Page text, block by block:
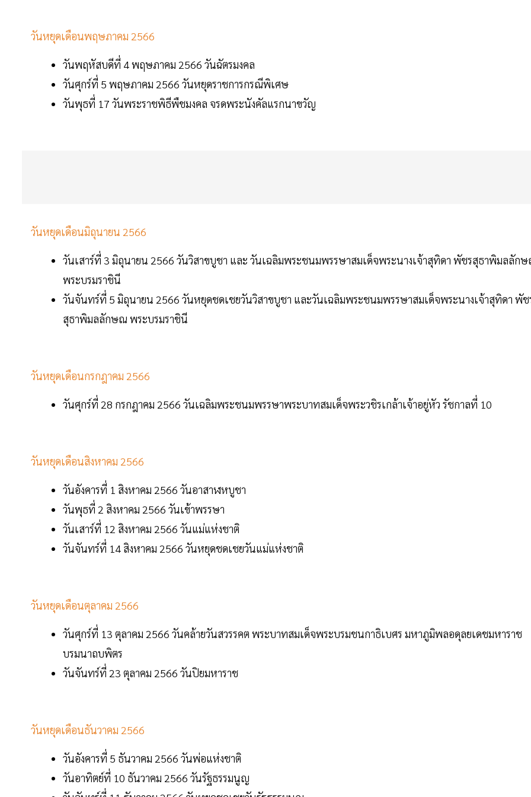
วันหยุดเดือนพฤษภาคม 2566
วันพฤหัสบดีที่ 4 พฤษภาคม 2566 วันฉัตรมงคล
วันศุกร์ที่ 5 พฤษภาคม 2566 วันหยุดราชการกรณีพิเศษ
วันพุธที่ 17 วันพระราชพิธีพืชมงคล จรดพระนังคัลแรกนาขวัญ
วันหยุดเดือนมิถุนายน 2566
วันเสาร์ที่ 3 มิถุนายน 2566 วันวิสาขบูชา และ วันเฉลิมพระชนมพรรษาสมเด็จพระนางเจ้าสุทิดา พัชรสุธาพิมลลัก
พระบรมราชินี
วันจันทร์ที่ 5 มิถุนายน 2566 วันหยุดชดเชยวันวิสาขบูชา และวันเฉลิมพระชนมพรรษาสมเด็จพระนางเจ้าสุทิดา พัช
สุธาพิมลลักษณ พระบรมราชินี
วันหยุดเดือนกรกฎาคม 2566
วันศุกร์ที่ 28 กรกฎาคม 2566 วันเฉลิมพระชนมพรรษาพระบาทสมเด็จพระวชิรเกล้าเจ้าอยู่หัว รัชกาลที่ 10
วันหยุดเดือนสิงหาคม 2566
วันอังคารที่ 1 สิงหาคม 2566 วันอาสาฬหบูชา
วันพุธที่ 2 สิงหาคม 2566 วันเข้าพรรษา
วันเสาร์ที่ 12 สิงหาคม 2566 วันแม่แห่งชาติ
วันจันทร์ที่ 14 สิงหาคม 2566 วันหยุดชดเชยวันแม่แห่งชาติ
วันหยุดเดือนตุลาคม 2566
วันศุกร์ที่ 13 ตุลาคม 2566 วันคล้ายวันสวรรคต พระบาทสมเด็จพระบรมชนกาธิเบศร มหาภูมิพลอดุลยเดชมหาราช
บรมนาถบพิตร
วันจันทร์ที่ 23 ตุลาคม 2566 วันปิยมหาราช
วันหยุดเดือนธันวาคม 2566
วันอังคารที่ 5 ธันวาคม 2566 วันพ่อแห่งชาติ
วันอาทิตย์ที่ 10 ธันวาคม 2566 วันรัฐธรรมนูญ